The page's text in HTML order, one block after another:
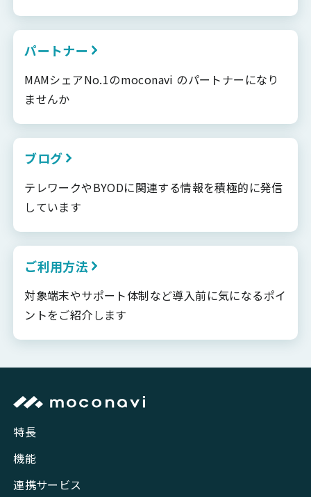
パートナー
MAMシェアNo.1のmoconavi のパートナーになり
ませんか
ブログ
テレワークやBYODに関連する情報を積極的に発信
しています
ご利用方法
対象端末やサポート体制など導入前に気になるポイ
ントをご紹介します
特長
機能
連携サービス